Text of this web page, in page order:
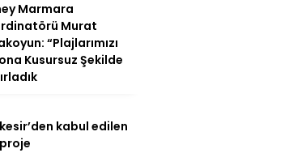
Marmara
Murat
“Plajlarımızı
Kusursuz Şekilde
kabul edilen